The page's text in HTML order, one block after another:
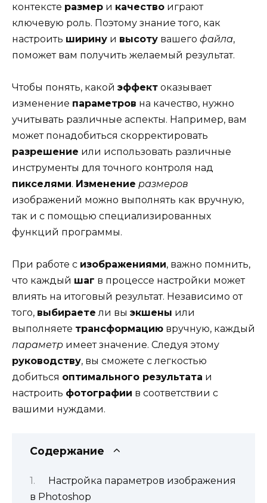
контексте размер и качество играют
ключевую роль. Поэтому знание того, как
настроить ширину и высоту вашего файла,
поможет вам получить желаемый результат.
Чтобы понять, какой эффект оказывает
изменение параметров на качество, нужно
учитывать различные аспекты. Например, вам
может понадобиться скорректировать
разрешение или использовать различные
инструменты для точного контроля над
пикселями. Изменение размеров
изображений можно выполнять как вручную,
так и с помощью специализированных
функций программы.
При работе с изображениями, важно помнить,
что каждый шаг в процессе настройки может
влиять на итоговый результат. Независимо от
того, выбираете ли вы экшены или
выполняете трансформацию вручную, каждый
параметр имеет значение. Следуя этому
руководству, вы сможете с легкостью
добиться оптимального результата и
настроить фотографии в соответствии с
вашими нуждами.
Содержание
Настройка параметров изображения
в Photoshop